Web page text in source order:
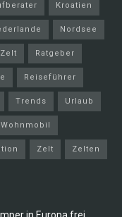
Kroatien
Nordsee
Ratgeber
Reiseführer
Trends Urlaub
Wohnmobil
Zelt Zelten